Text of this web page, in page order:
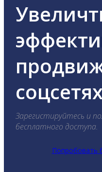
Зарегистируйтесь и
бесплатного доступа.
Попробовать